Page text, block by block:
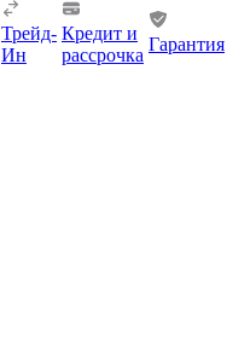
Трейд-
Ин
Кредит и
рассрочка
Гарантия